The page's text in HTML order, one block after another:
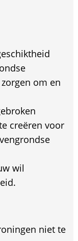
om en
creëren voor
wil
niet te